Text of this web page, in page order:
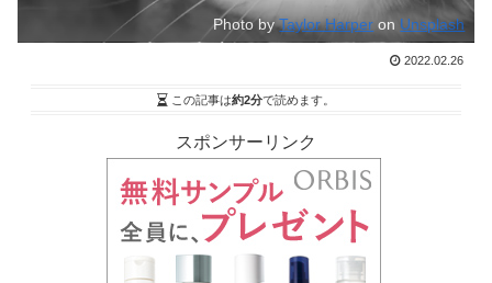
Photo byTaylor Harper on Unsplash
2022.02.26
この記事は約2分で読めます。
スポンサーリンク